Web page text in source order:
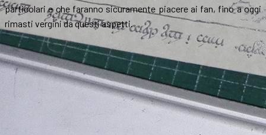
particolari e che faranno sicuramente piacere ai fan, fino a oggi
rimasti vergini da questi aspetti.